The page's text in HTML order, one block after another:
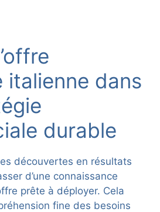
italienne dans
durable
découvertes en résultats
d’une connaissance
prête à déployer. Cela
fine des besoins